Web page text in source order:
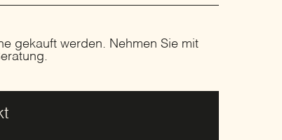
gekauft werden. Nehmen Sie mit